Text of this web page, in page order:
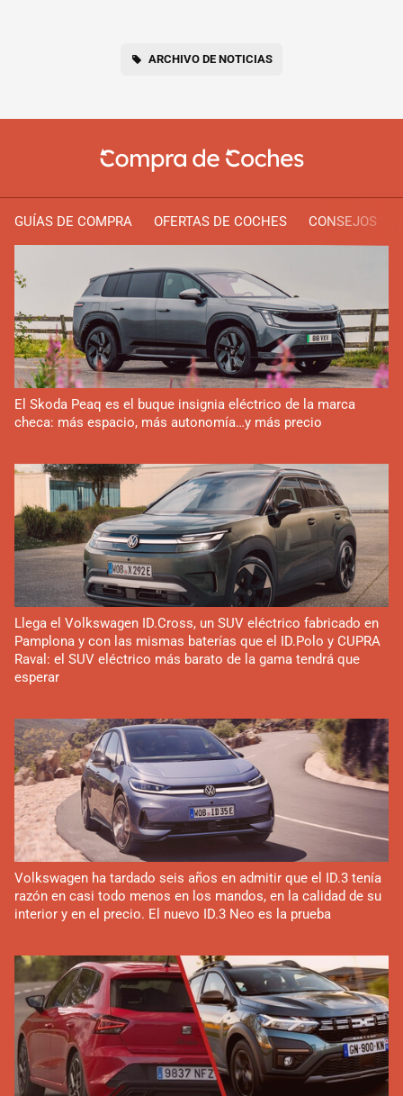
ARCHIVO DE NOTICIAS
GUÍAS DE COMPRA OFERTAS DE COCHES CONSEJOS
El Skoda Peaq es el buque insignia eléctrico de la marca
checa: más espacio, más autonomía…y más precio
Llega el Volkswagen ID.Cross, un SUV eléctrico fabricado en
Pamplona y con las mismas baterías que el ID.Polo y CUPRA
Raval: el SUV eléctrico más barato de la gama tendrá que
esperar
Volkswagen ha tardado seis años en admitir que el ID.3 tenía
razón en casi todo menos en los mandos, en la calidad de su
interior y en el precio. El nuevo ID.3 Neo es la prueba